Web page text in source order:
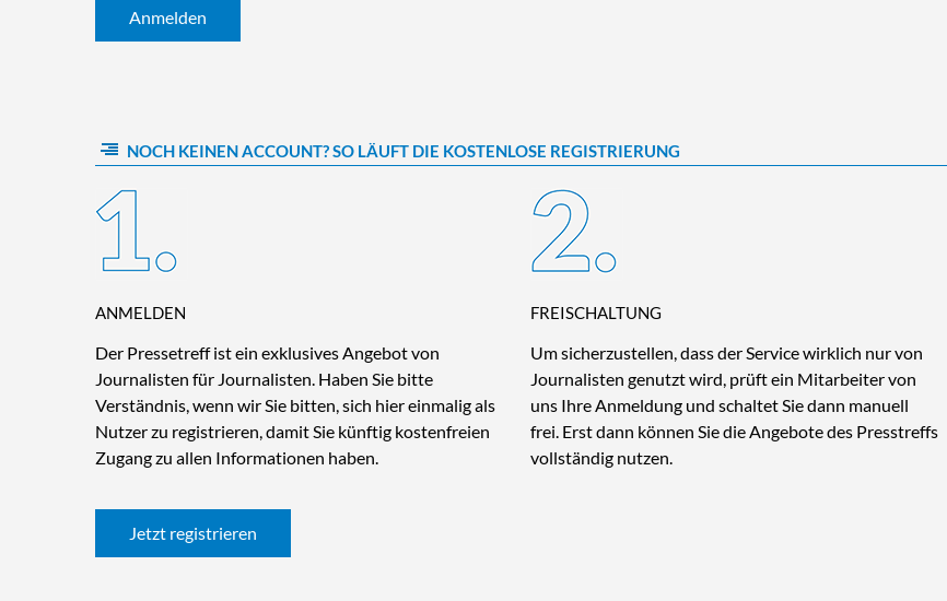
Anmelden
NOCH KEINEN ACCOUNT? SO LÄUFT DIE KOSTENLOSE REGISTRIERUNG
ANMELDEN
Der Pressetreff ist ein exklusives Angebot von
Journalisten für Journalisten. Haben Sie bitte
Verständnis, wenn wir Sie bitten, sich hier einmalig als
Nutzer zu registrieren, damit Sie künftig kostenfreien
Zugang zu allen Informationen haben.
FREISCHALTUNG
Um sicherzustellen, dass der Service wirklich nur von
Journalisten genutzt wird, prüft ein Mitarbeiter von
uns Ihre Anmeldung und schaltet Sie dann manuell
frei. Erst dann können Sie die Angebote des Presstreffs
vollständig nutzen.
Jetzt registrieren